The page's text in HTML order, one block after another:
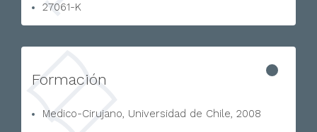
27061-K
Formación
Medico-Cirujano, Universidad de Chile, 2008